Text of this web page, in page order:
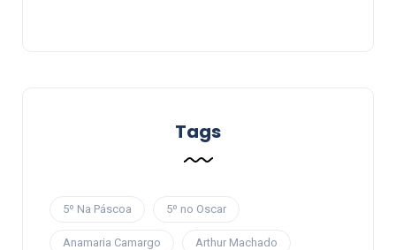
Tags
5º Na Páscoa 5º no Oscar
Anamaria Camargo Arthur Machado